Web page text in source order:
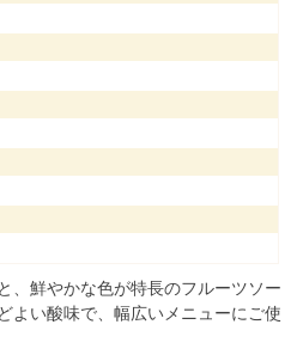
、鮮やかな色が特長のフルーツソー
よい酸味で、幅広いメニューにご使